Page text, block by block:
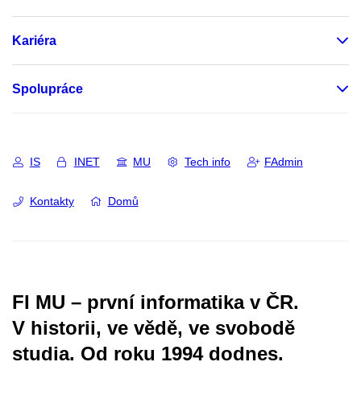
Kariéra
Spolupráce
IS INET MU Tech info FAdmin
Kontakty Domů
FI MU – první informatika v ČR.
V historii, ve vědě, ve svobodě
studia. Od roku 1994 dodnes.